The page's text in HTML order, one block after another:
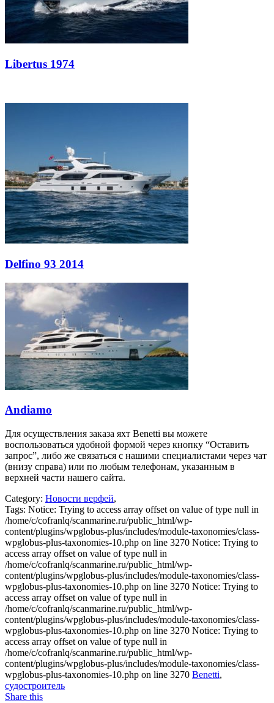
Libertus 1974
Delfino 93 2014
Andiamo
Для осуществления заказа яхт Benetti вы можете
воспользоваться удобной формой через кнопку “Оставить
запрос”, либо же связаться с нашими специалистами через чат
(внизу справа) или по любым телефонам, указанным в
верхней части нашего сайта.
Category: Новости верфей,
Tags: Notice: Trying to access array offset on value of type null in
/home/c/cofranlq/scanmarine.ru/public_html/wp-
content/plugins/wpglobus-plus/includes/module-taxonomies/class-
wpglobus-plus-taxonomies-10.php on line 3270 Notice: Trying to
access array offset on value of type null in
/home/c/cofranlq/scanmarine.ru/public_html/wp-
content/plugins/wpglobus-plus/includes/module-taxonomies/class-
wpglobus-plus-taxonomies-10.php on line 3270 Notice: Trying to
access array offset on value of type null in
/home/c/cofranlq/scanmarine.ru/public_html/wp-
content/plugins/wpglobus-plus/includes/module-taxonomies/class-
wpglobus-plus-taxonomies-10.php on line 3270 Notice: Trying to
access array offset on value of type null in
/home/c/cofranlq/scanmarine.ru/public_html/wp-
content/plugins/wpglobus-plus/includes/module-taxonomies/class-
wpglobus-plus-taxonomies-10.php on line 3270 Benetti,
судостроитель
Share this